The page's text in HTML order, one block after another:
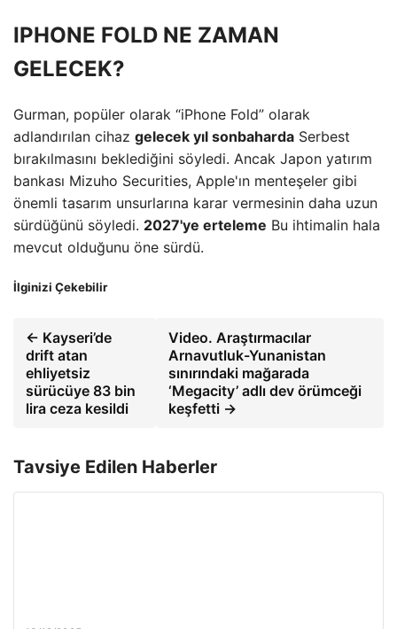
IPHONE FOLD NE ZAMAN
GELECEK?
Gurman, popüler olarak “iPhone Fold” olarak
adlandırılan cihaz gelecek yıl sonbaharda Serbest
bırakılmasını beklediğini söyledi. Ancak Japon yatırım
bankası Mizuho Securities, Apple'ın menteşeler gibi
önemli tasarım unsurlarına karar vermesinin daha uzun
sürdüğünü söyledi. 2027'ye erteleme Bu ihtimalin hala
mevcut olduğunu öne sürdü.
İlginizi Çekebilir
← Kayseri’de
drift atan
ehliyetsiz
sürücüye 83 bin
lira ceza kesildi
Video. Araştırmacılar
Arnavutluk-Yunanistan
sınırındaki mağarada
‘Megacity’ adlı dev örümceği
keşfetti →
Tavsiye Edilen Haberler